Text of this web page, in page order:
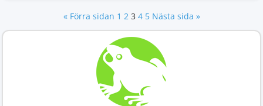
« Förra sidan 1 2 3 4 5 Nästa sida »